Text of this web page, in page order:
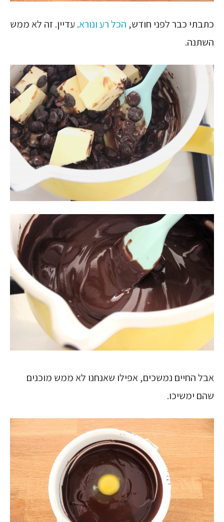
כתבתי כבר לפני חודש, הכל רע ונורא. עדיין. זה לא ממש
השתנה.
אבל החיים נמשכים, אפילו שאנחנו לא ממש מוכנים
שהם ימשיכו.